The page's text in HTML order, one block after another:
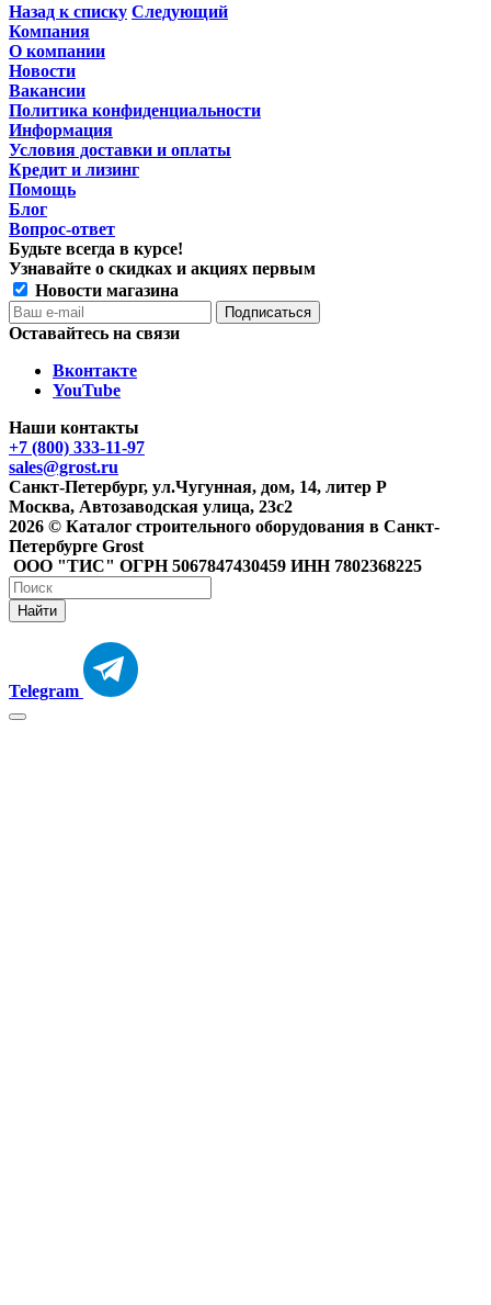
Назад к списку Следующий
Компания
О компании
Новости
Вакансии
Политика конфиденциальности
Информация
Условия доставки и оплаты
Кредит и лизинг
Помощь
Блог
Вопрос-ответ
Будьте всегда в курсе!
Узнавайте о скидках и акциях первым
Новости магазина
Оставайтесь на связи
Вконтакте
YouTube
Наши контакты
+7 (800) 333-11-97
sales@grost.ru
Санкт-Петербург, ул.Чугунная, дом, 14, литер Р
Москва, Автозаводская улица, 23с2
2026 © Каталог строительного оборудования в Санкт-
Петербурге Grost
ООО "ТИС" ОГРН 5067847430459 ИНН 7802368225
Найти
Telegram